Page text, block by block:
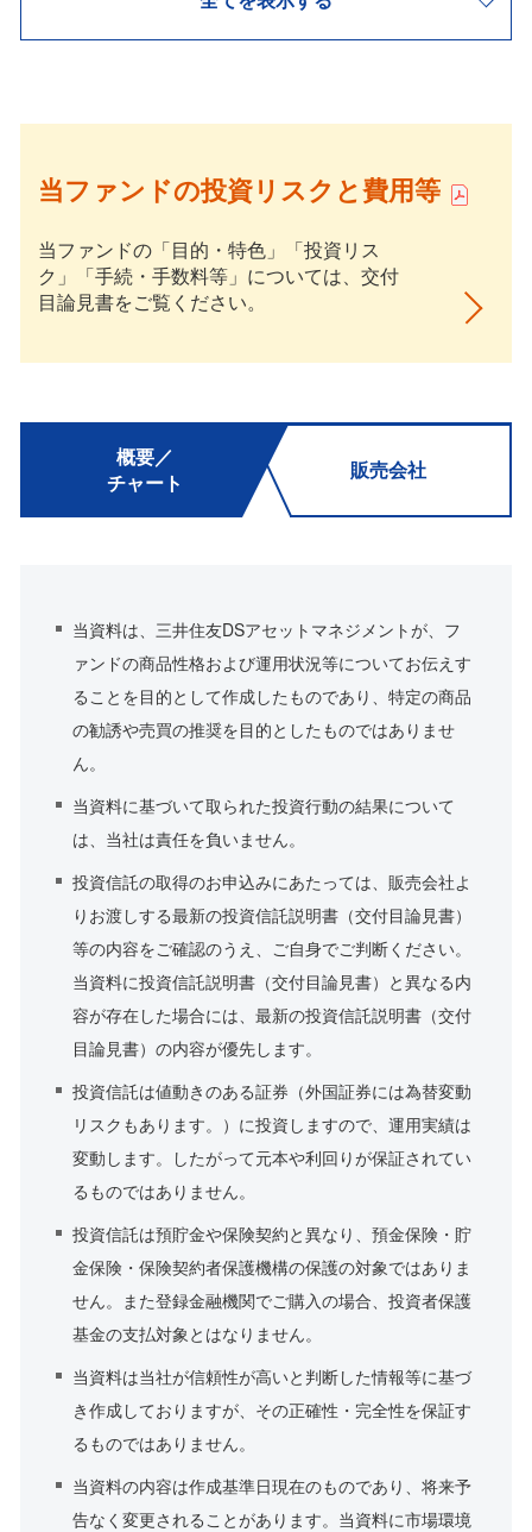
当ファンドの投資リスクと費用等
当ファンドの「目的・特色」「投資リス
ク」「手続・手数料等」については、交付
目論見書をご覧ください。
概要／
チャート
販売会社
当資料は、三井住友DSアセットマネジメントが、フ
ァンドの商品性格および運用状況等についてお伝えす
ることを目的として作成したものであり、特定の商品
の勧誘や売買の推奨を目的としたものではありませ
ん。
当資料に基づいて取られた投資行動の結果について
は、当社は責任を負いません。
投資信託の取得のお申込みにあたっては、販売会社よ
りお渡しする最新の投資信託説明書（交付目論見書）
等の内容をご確認のうえ、ご自身でご判断ください。
当資料に投資信託説明書（交付目論見書）と異なる内
容が存在した場合には、最新の投資信託説明書（交付
目論見書）の内容が優先します。
投資信託は値動きのある証券（外国証券には為替変動
リスクもあります。）に投資しますので、運用実績は
変動します。したがって元本や利回りが保証されてい
るものではありません。
投資信託は預貯金や保険契約と異なり、預金保険・貯
金保険・保険契約者保護機構の保護の対象ではありま
せん。また登録金融機関でご購入の場合、投資者保護
基金の支払対象とはなりません。
当資料は当社が信頼性が高いと判断した情報等に基づ
き作成しておりますが、その正確性・完全性を保証す
るものではありません。
当資料の内容は作成基準日現在のものであり、将来予
告なく変更されることがあります。当資料に市場環境